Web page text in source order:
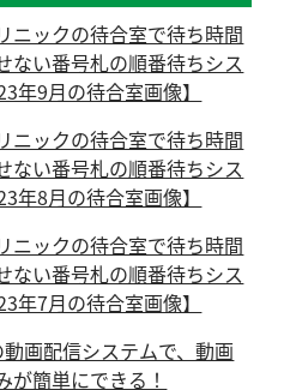
ニックの待合室で待ち時間
ない番号札の順番待ちシス
年9月の待合室画像】
ニックの待合室で待ち時間
ない番号札の順番待ちシス
年8月の待合室画像】
ニックの待合室で待ち時間
ない番号札の順番待ちシス
年7月の待合室画像】
画配信システムで、動画
が簡単にできる！